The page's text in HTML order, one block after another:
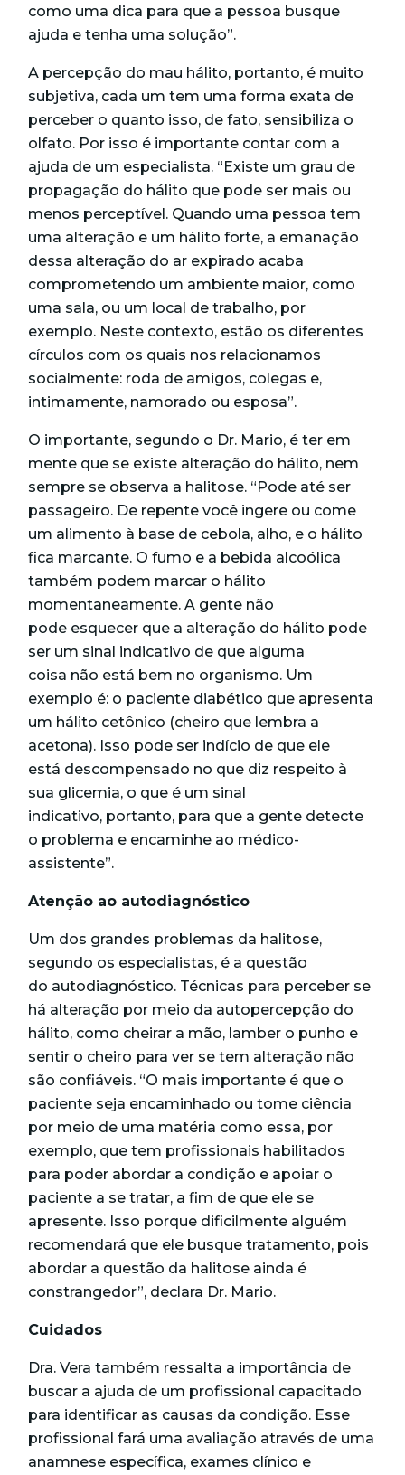
como uma dica para que a pessoa busque
ajuda e tenha uma solução”.
A percepção do mau hálito, portanto, é muito
subjetiva, cada um tem uma forma exata de
perceber o quanto isso, de fato, sensibiliza o
olfato. Por isso é importante contar com a
ajuda de um especialista. “Existe um grau de
propagação do hálito que pode ser mais ou
menos perceptível. Quando uma pessoa tem
uma alteração e um hálito forte, a emanação
dessa alteração do ar expirado acaba
comprometendo um ambiente maior, como
uma sala, ou um local de trabalho, por
exemplo. Neste contexto, estão os diferentes
círculos com os quais nos relacionamos
socialmente: roda de amigos, colegas e,
intimamente, namorado ou esposa”.
O importante, segundo o Dr. Mario, é ter em
mente que se existe alteração do hálito, nem
sempre se observa a halitose. “Pode até ser
passageiro. De repente você ingere ou come
um alimento à base de cebola, alho, e o hálito
fica marcante. O fumo e a bebida alcoólica
também podem marcar o hálito
momentaneamente. A gente não
pode esquecer que a alteração do hálito pode
ser um sinal indicativo de que alguma
coisa não está bem no organismo. Um
exemplo é: o paciente diabético que apresenta
um hálito cetônico (cheiro que lembra a
acetona). Isso pode ser indício de que ele
está descompensado no que diz respeito à
sua glicemia, o que é um sinal
indicativo, portanto, para que a gente detecte
o problema e encaminhe ao médico-
assistente”.
Atenção ao autodiagnóstico
Um dos grandes problemas da halitose,
segundo os especialistas, é a questão
do autodiagnóstico. Técnicas para perceber se
há alteração por meio da autopercepção do
hálito, como cheirar a mão, lamber o punho e
sentir o cheiro para ver se tem alteração não
são confiáveis. “O mais importante é que o
paciente seja encaminhado ou tome ciência
por meio de uma matéria como essa, por
exemplo, que tem profissionais habilitados
para poder abordar a condição e apoiar o
paciente a se tratar, a fim de que ele se
apresente. Isso porque dificilmente alguém
recomendará que ele busque tratamento, pois
abordar a questão da halitose ainda é
constrangedor”, declara Dr. Mario.
Cuidados
Dra. Vera também ressalta a importância de
buscar a ajuda de um profissional capacitado
para identificar as causas da condição. Esse
profissional fará uma avaliação através de uma
anamnese específica, exames clínico e